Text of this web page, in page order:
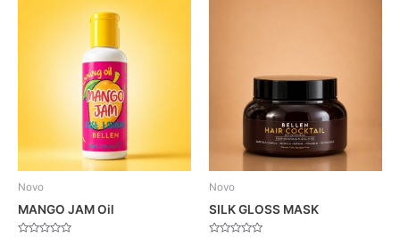
Novo
MANGO JAM Oil
Novo
SILK GLOSS MASK